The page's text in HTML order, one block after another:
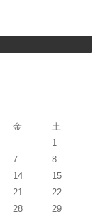
金
土
1
7
8
14
15
21
22
28
29